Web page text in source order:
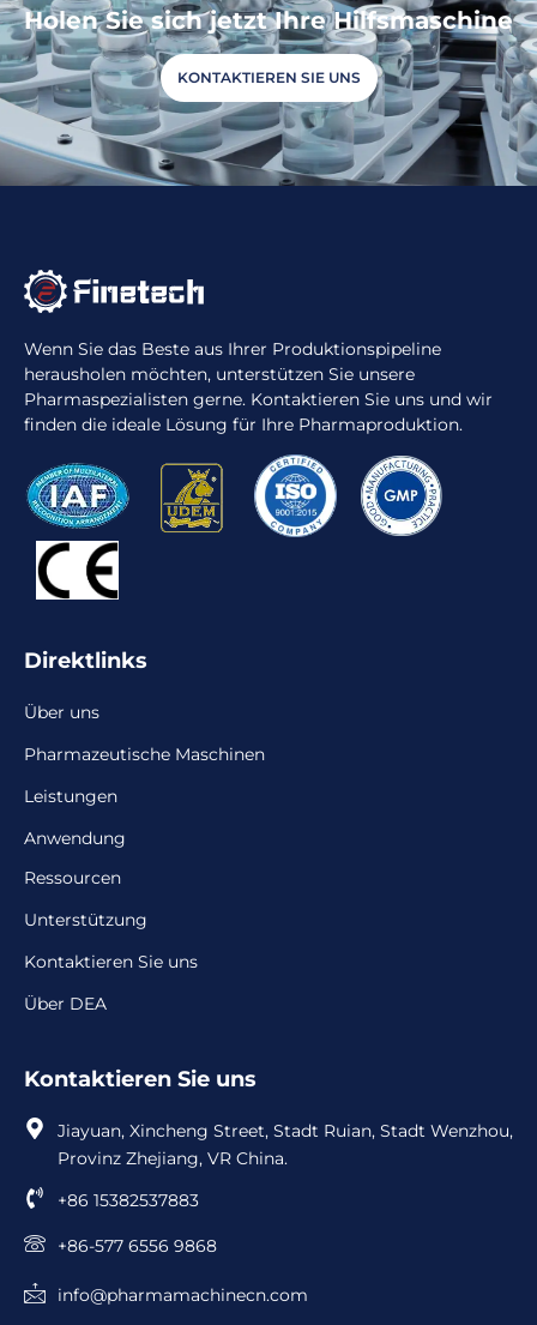
Holen Sie sich jetzt Ihre Hilfsmaschine
KONTAKTIEREN SIE UNS
Wenn Sie das Beste aus Ihrer Produktionspipeline
herausholen möchten, unterstützen Sie unsere
Pharmaspezialisten gerne. Kontaktieren Sie uns und wir
finden die ideale Lösung für Ihre Pharmaproduktion.
Direktlinks
Über uns
Pharmazeutische Maschinen
Leistungen
Anwendung
Ressourcen
Unterstützung
Kontaktieren Sie uns
Über DEA
Kontaktieren Sie uns
Jiayuan, Xincheng Street, Stadt Ruian, Stadt Wenzhou,
Provinz Zhejiang, VR China.
+86 15382537883
+86-577 6556 9868
info@pharmamachinecn.com